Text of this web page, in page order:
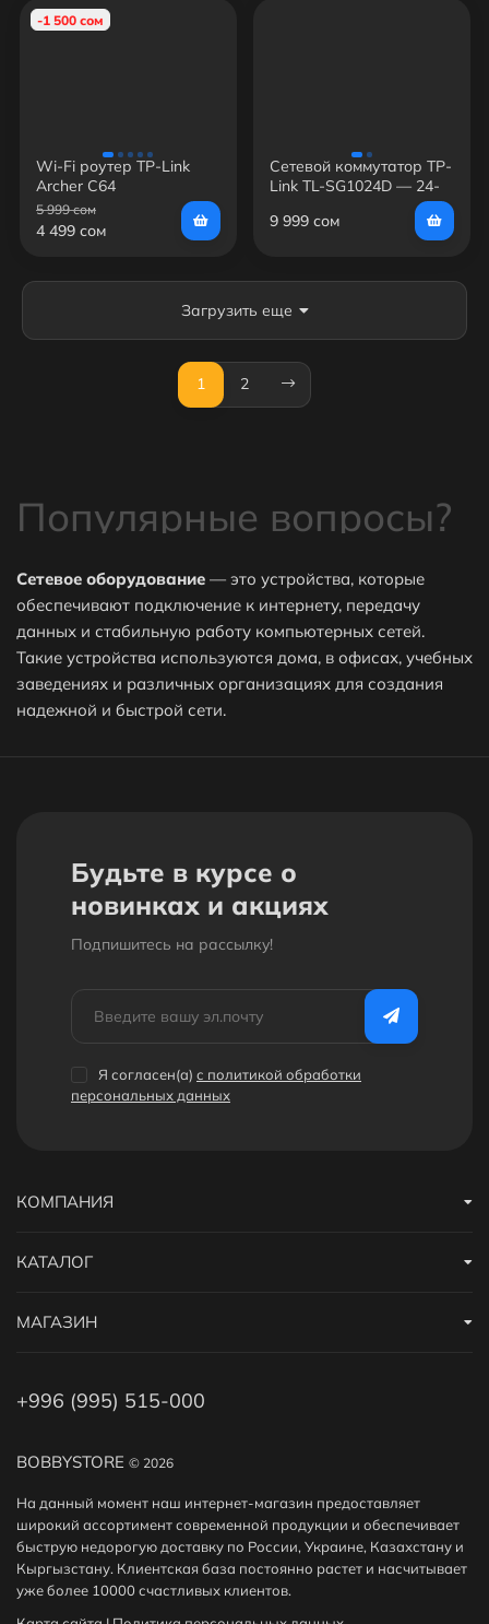
-1 500 сом
Wi-Fi роутер TP-Link
Archer C64
5 999 сом
4 499 сом
Сетевой коммутатор TP-
Link TL-SG1024D — 24-
портовый гигабитный
switch, 10/100/1000
Мбит/с, 48 Гбит/с, для
9 999 сом
Загрузить еще
1 2
Популярные вопросы?
⭐Какие самые популярные товары в
категории сетевое оборудование?
Как получить скидку на товар или заказ?
Низкие цены
В магазине «Bobbystore» вы можете купить сетевое
обзорам и отзывам. Доставим ваш сетевое оборудование до
размере от 3% до 15% от стоимости заказа. 1 бонус = 1сом.
Дополнительные скидки
оборудования за регистрацию на сайте или за публикацию
программа
Сетевое оборудование — это устройства, которые
обеспечивают подключение к интернету, передачу
данных и стабильную работу компьютерных сетей.
Такие устройства используются дома, в офисах, учебных
заведениях и различных организациях для создания
надежной и быстрой сети.
Будьте в курсе о
новинках и акциях
Подпишитесь на рассылкy!
Я согласен(a) с политикой обработки
персональных данных
BOBBYSTORE © 2026
На данный момент наш интернет-магазин предоставляет
широкий ассортимент современной продукции и обеспечивает
быструю недорогую доставку по России, Украине, Казахстану и
Кыргызстану. Клиентская база постоянно растет и насчитывает
уже более 10000 счастливых клиентов.
КОМПАНИЯ
КАТАЛОГ
МАГАЗИН
+996 (995) 515-000